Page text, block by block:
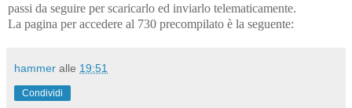
passi da seguire per scaricarlo ed inviarlo telematicamente.
La pagina per accedere al 730 precompilato è la seguente:
hammer alle 19:51
Condividi